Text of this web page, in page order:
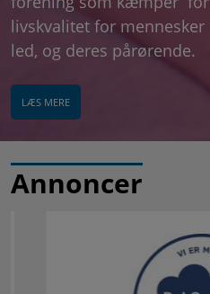
livskvalitet for
led, og deres pårørende.
LÆS MERE
Annoncer